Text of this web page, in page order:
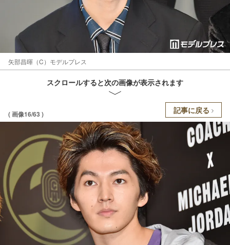
矢部昌暉（C）モデルプレス
スクロールすると次の画像が表示されます
( 画像16/63 ) 記事に戻る